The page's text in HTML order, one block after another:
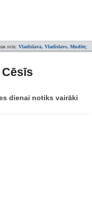
svin: Vladislava, Vladislavs, Mudīte;
dienai notiks vairāki